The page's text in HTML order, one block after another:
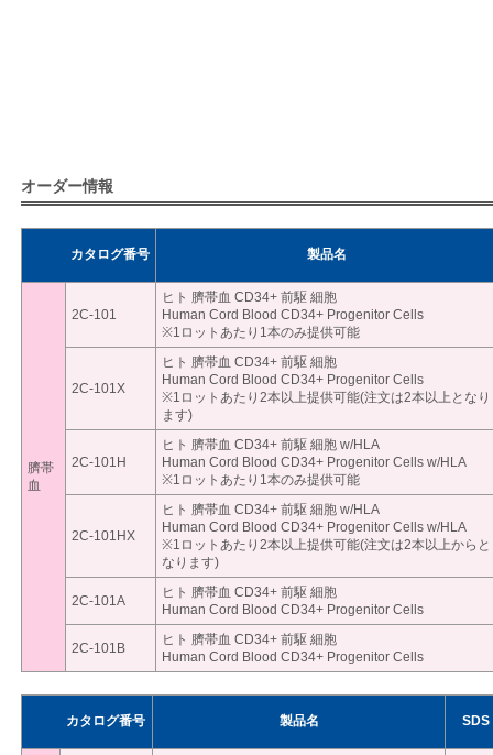
オーダー情報
カタログ番号 製品名
臍帯
血
2C-101
ヒト 臍帯血 CD34+ 前駆 細胞
Human Cord Blood CD34+ Progenitor Cells
※1ロットあたり1本のみ提供可能
2C-101X
ヒト 臍帯血 CD34+ 前駆 細胞
Human Cord Blood CD34+ Progenitor Cells
※1ロットあたり2本以上提供可能(注文は2本以上となり
ます)
2C-101H
ヒト 臍帯血 CD34+ 前駆 細胞 w/HLA
Human Cord Blood CD34+ Progenitor Cells w/HLA
※1ロットあたり1本のみ提供可能
2C-101HX
ヒト 臍帯血 CD34+ 前駆 細胞 w/HLA
Human Cord Blood CD34+ Progenitor Cells w/HLA
※1ロットあたり2本以上提供可能(注文は2本以上からと
なります)
2C-101A
ヒト 臍帯血 CD34+ 前駆 細胞
Human Cord Blood CD34+ Progenitor Cells
2C-101B
ヒト 臍帯血 CD34+ 前駆 細胞
Human Cord Blood CD34+ Progenitor Cells
カタログ番号 製品名 SDS